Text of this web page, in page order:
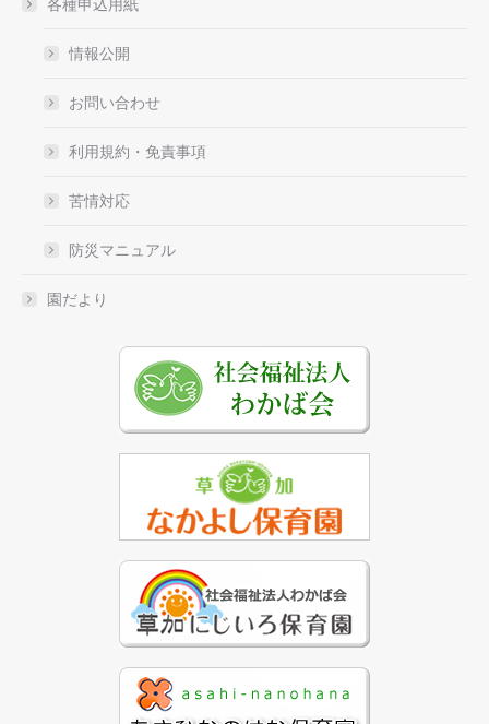
各種申込用紙
情報公開
お問い合わせ
利用規約・免責事項
苦情対応
防災マニュアル
園だより